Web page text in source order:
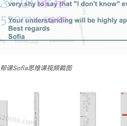
帮课Sofia思维课视频截图